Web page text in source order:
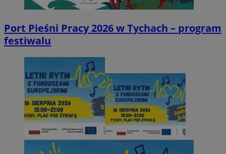
Port Pieśni Pracy 2026 w Tychach – program
festiwalu